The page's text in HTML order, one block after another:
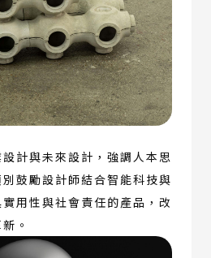
計與未來設計，強調人本思
鼓勵設計師結合智能科技與
用性與社會責任的產品，改
。